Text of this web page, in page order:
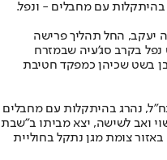
בשט ("בנבה"), בן 44 משדה יעקב, החל תהליך פרישה
בקרב סג'עיה שבמזרח
בשט שכיהן כמפקד חטיבת
נהרג בהיתקלות עם מחבלים
כרם שלום. שטיינברג בן ה-43, נשוי ואב לשישה, יצא מביתו ב"שבת
צומת מגן נתקל בחוליית